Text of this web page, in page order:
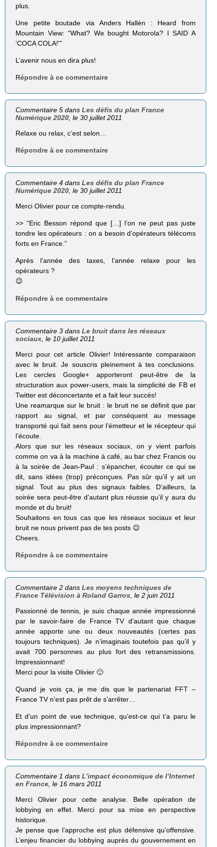
plus.
Une petite boutade via Anders Hallén : Heard from
Mountain View: “What? We bought Motorola? I SAID A
‘COCA COLA!'”
L’avenir nous en dira plus!
Répondre à ce commentaire
Commentaire 5 dansLes défis du plan France
Numérique 2020 , le 30 juillet 2011
Relaxe ou relax, c’est selon…
Répondre à ce commentaire
Commentaire 4 dansLes défis du plan France
Numérique 2020, le 30 juillet 2011
Merci Olivier pour ce compte-rendu.
>> “Eric Besson répond que […] l’on ne peut pas juste
tondre les opérateurs : on a besoin d’opérateurs télécoms
forts en France.”
Après l’année des taxes, l’année relaxe pour les
opérateurs ?
😉
Répondre à ce commentaire
Commentaire 3 dansLe bruit dans les réseaux
sociaux , le 10 juillet 2011
Merci pour cet article Olivier! Intéressante comparaison
avec le bruit. Je souscris pleinement à tes conclusions.
Les cercles Google+ apporteront peut-être de la
structuration aux power-users, mais la simplicité de FB et
Twitter est déconcertante et a fait leur succès!
Une reamarque sur le bruit : le bruit ne se définit que par
rapport au signal, et par conséquent au message
transporté qui fait sens pour l’émetteur et le récepteur qui
l’écoute.
Alors que sur les réseaux sociaux, on y vient parfois
comme on va à la machine à café, au bar chez Francis ou
à la soirée de Jean-Paul : s’épancher, écouter ce qui se
dit, sans idées (trop) préconçues. Pas sûr qu’il y ait un
signal. Tout au plus des signaux faibles. D’ailleurs, la
soirée sera peut-être d’autant plus réussie qu’il y aura du
monde et du bruit!
Souhaitons en tous cas que les réseaux sociaux et leur
bruit ne nous privent pas de tes posts 😉
Cheers.
Répondre à ce commentaire
Commentaire 2 dansLes moyens techniques de
France Télévision à Roland Garros , le 2 juin 2011
Passionné de tennis, je suis chaque année impressionné
par le savoir-faire de France TV d’autant que chaque
année apporte une ou deux nouveautés (certes pas
toujours techniques). Je n’imaginais toutefois pas qu’il y
avait 700 personnes au plus fort des retransmissions.
Impressionnant!
Merci pour la visite Olivier 🙂
Quand je vois ça, je me dis que le partenariat FFT –
France TV n’est pas prêt de s’arrêter…
Et d’un point de vue technique, qu’est-ce qui t’a paru le
plus impressionnant?
Répondre à ce commentaire
Commentaire 1 dansL’impact économique de l’Internet
en France, le 16 mars 2011
Merci Olivier pour cette analyse. Belle opération de
lobbying en effet. Merci pour sa mise en perspective
historique.
Je pense que l’approche est plus défensive qu’offensive.
L’enjeu financier du lobbying auprès du gouvernement en